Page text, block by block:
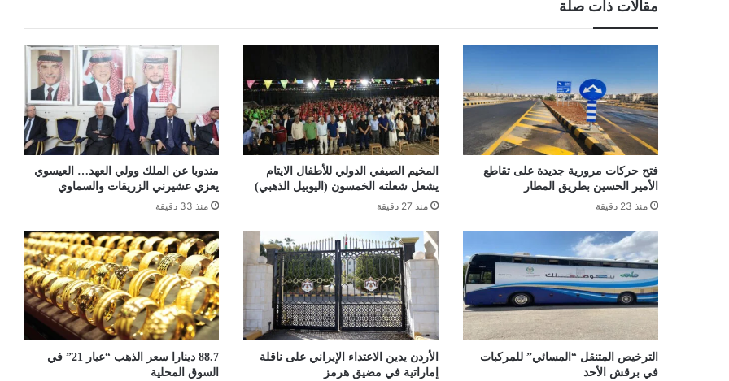
مقالات ذات صلة
فتح حركات مرورية جديدة على تقاطع
الأمير الحسين بطريق المطار
منذ 23 دقيقة
المخيم الصيفي الدولي للأطفال الايتام
يشعل شعلته الخمسون (اليوبيل الذهبي)
منذ 27 دقيقة
مندوبا عن الملك وولي العهد… العيسوي
يعزي عشيرني الزريقات والسماوي
منذ 33 دقيقة
الترخيص المتنقل “المسائي” للمركبات
في برقش الأحد
الأردن يدين الاعتداء الإيراني على ناقلة
إماراتية في مضيق هرمز
88.7 دينارا سعر الذهب “عيار 21” في
السوق المحلية